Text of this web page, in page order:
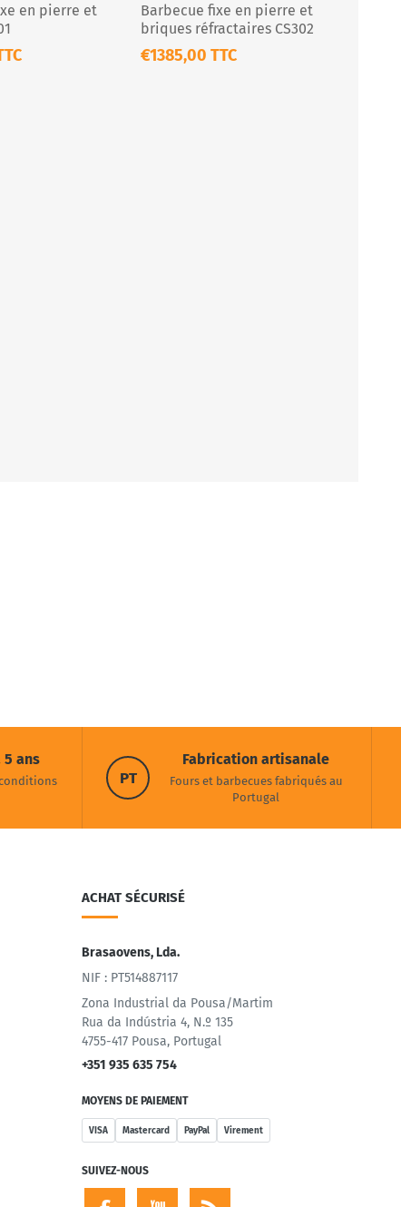
en pierre et
Barbecue fixe en pierre et
briques réfractaires CS302
€1385,00 TTC
5 ans
PT
Fabrication artisanale
Fours et barbecues fabriqués au
Portugal
ACHAT SÉCURISÉ
Brasaovens, Lda.
NIF : PT514887117
Zona Industrial da Pousa/Martim
Rua da Indústria 4, N.º 135
4755-417 Pousa, Portugal
+351 935 635 754
MOYENS DE PAIEMENT
VISA Mastercard PayPal Virement
SUIVEZ-NOUS